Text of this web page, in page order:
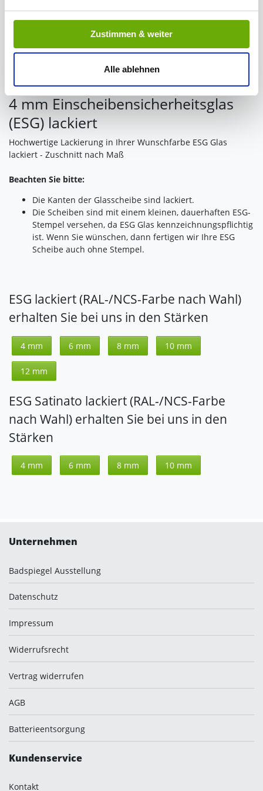
zu den genannten Zwecken ein.
Ihre Einwilligung können Sie jederzeit mit Wirkung für die
Zukunft widerrufen. Am einfachsten ist es, wenn Sie dazu
unter "Cookies" Ihre getroffene Auswahl anpassen. Durch
den Widerruf der Einwilligung wird die vorherige
Verarbeitung nicht berührt.
Zustimmen & weiter
Alle ablehnen
4 mm Einscheibensicherheitsglas
(ESG) lackiert
Hochwertige Lackierung in Ihrer Wunschfarbe ESG Glas
lackiert - Zuschnitt nach Maß
Beachten Sie bitte:
Die Kanten der Glasscheibe sind lackiert.
Die Scheiben sind mit einem kleinen, dauerhaften ESG-
Stempel versehen, da ESG Glas kennzeichnungspflichtig
ist. Wenn Sie wünschen, dann fertigen wir Ihre ESG
Scheibe auch ohne Stempel.
ESG lackiert (RAL-/NCS-Farbe nach Wahl)
erhalten Sie bei uns in den Stärken
4 mm 6 mm 8 mm 10 mm
12 mm
ESG Satinato lackiert (RAL-/NCS-Farbe
nach Wahl) erhalten Sie bei uns in den
Stärken
4 mm 6 mm 8 mm 10 mm
Unternehmen
Badspiegel Ausstellung
Datenschutz
Impressum
Widerrufsrecht
Vertrag widerrufen
AGB
Batterieentsorgung
Kundenservice
Kontakt